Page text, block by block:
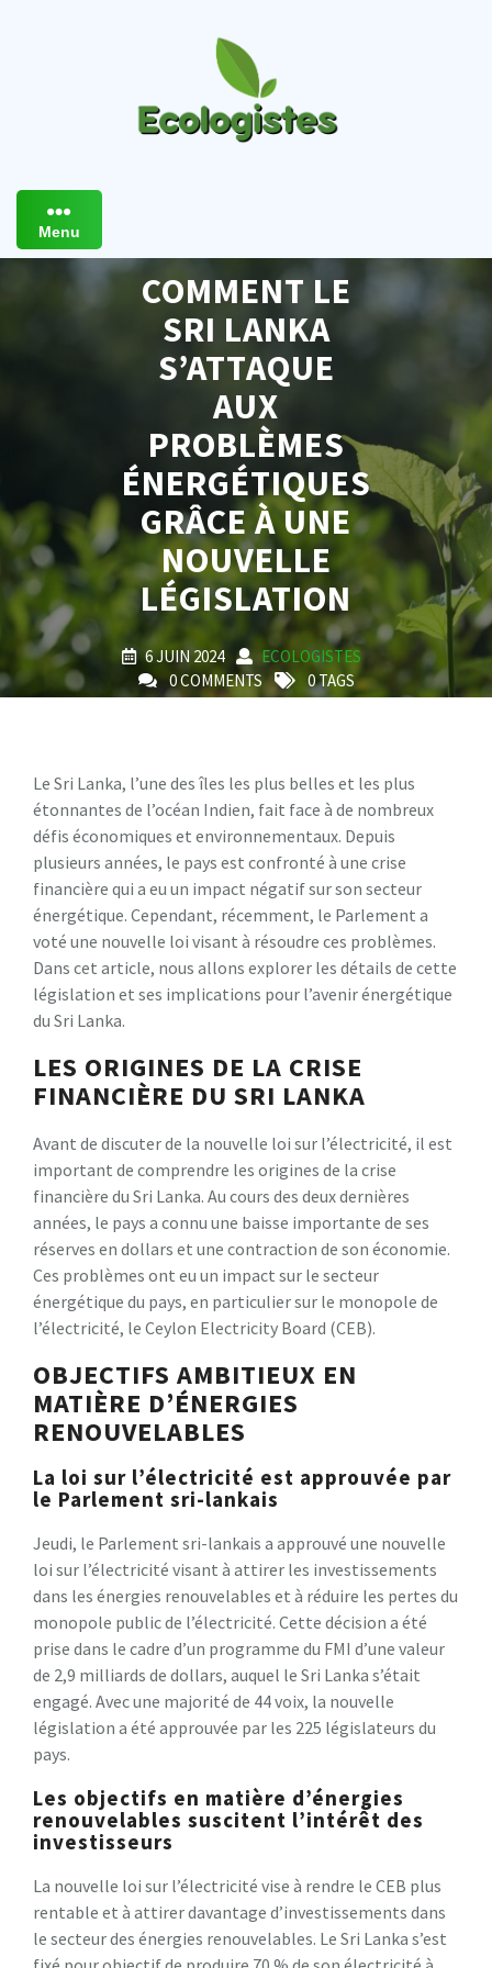
Menu
COMMENT LE
SRI LANKA
S’ATTAQUE
AUX
PROBLÈMES
ÉNERGÉTIQUES
GRÂCE À UNE
NOUVELLE
LÉGISLATION
6 JUIN 2024
ECOLOGISTES
0 COMMENTS
0 TAGS
Le Sri Lanka, l’une des îles les plus belles et les plus
étonnantes de l’océan Indien, fait face à de nombreux
défis économiques et environnementaux. Depuis
plusieurs années, le pays est confronté à une crise
financière qui a eu un impact négatif sur son secteur
énergétique. Cependant, récemment, le Parlement a
voté une nouvelle loi visant à résoudre ces problèmes.
Dans cet article, nous allons explorer les détails de cette
législation et ses implications pour l’avenir énergétique
du Sri Lanka.
LES ORIGINES DE LA CRISE
FINANCIÈRE DU SRI LANKA
Avant de discuter de la nouvelle loi sur l’électricité, il est
important de comprendre les origines de la crise
financière du Sri Lanka. Au cours des deux dernières
années, le pays a connu une baisse importante de ses
réserves en dollars et une contraction de son économie.
Ces problèmes ont eu un impact sur le secteur
énergétique du pays, en particulier sur le monopole de
l’électricité, le Ceylon Electricity Board (CEB).
OBJECTIFS AMBITIEUX EN
MATIÈRE D’ÉNERGIES
RENOUVELABLES
La loi sur l’électricité est approuvée par
le Parlement sri-lankais
Jeudi, le Parlement sri-lankais a approuvé une nouvelle
loi sur l’électricité visant à attirer les investissements
dans les énergies renouvelables et à réduire les pertes du
monopole public de l’électricité. Cette décision a été
prise dans le cadre d’un programme du FMI d’une valeur
de 2,9 milliards de dollars, auquel le Sri Lanka s’était
engagé. Avec une majorité de 44 voix, la nouvelle
législation a été approuvée par les 225 législateurs du
pays.
Les objectifs en matière d’énergies
renouvelables suscitent l’intérêt des
investisseurs
La nouvelle loi sur l’électricité vise à rendre le CEB plus
rentable et à attirer davantage d’investissements dans
le secteur des énergies renouvelables. Le Sri Lanka s’est